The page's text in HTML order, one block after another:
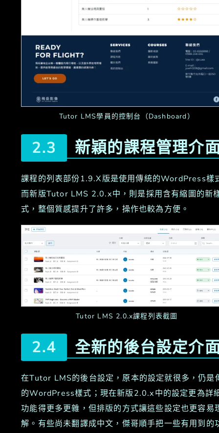
Tutor LMS學員的控制台（Dashboard）
新穎的課程管理介
課程的列表部份1.9.X版是使用傳統的WordPress樣
而新版Tutor LMS 2.0.x中，則是採用含有縮圖的新
式，整個質感提升了許多，操作也較為方便。
Tutor LMS 2.0.x課程列表截圖
全新的後台設定介
在Tutor LMS的後台設定，原本的設定就很多，仍是
的WordPress樣式；現在新版2.0.x中的設定更為詳
功能得更多更雜，但排版的方式讓這些設定也更容易
解。有些尚未翻譯成中文，傑哥順手把一些有用到的